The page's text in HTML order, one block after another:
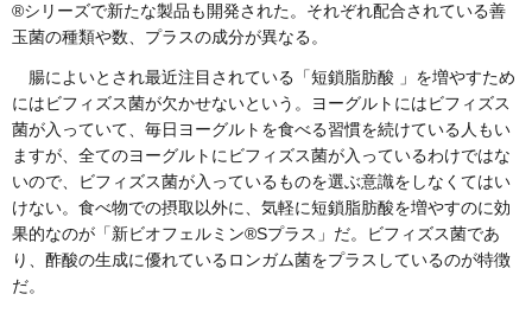
®シリーズで新たな製品も開発された。それぞれ配合されている善
玉菌の種類や数、プラスの成分が異なる。
腸によいとされ最近注目されている「短鎖脂肪酸 」を増やすため
にはビフィズス菌が欠かせないという。ヨーグルトにはビフィズス
菌が入っていて、毎日ヨーグルトを食べる習慣を続けている人もい
ますが、全てのヨーグルトにビフィズス菌が入っているわけではな
いので、ビフィズス菌が入っているものを選ぶ意識をしなくてはい
けない。食べ物での摂取以外に、気軽に短鎖脂肪酸を増やすのに効
果的なのが「新ビオフェルミン®Sプラス」だ。ビフィズス菌であ
り、酢酸の生成に優れているロンガム菌をプラスしているのが特徴
だ。